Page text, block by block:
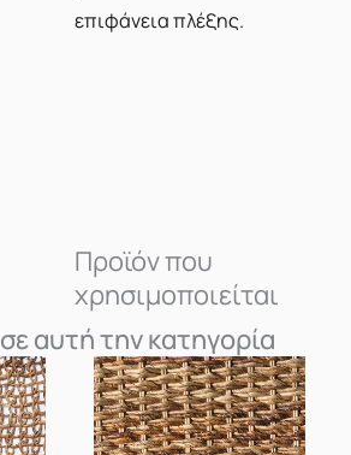
επιφάνεια πλέξης.
Προϊόν που
χρησιμοποιείται
αυτή την κατηγορία